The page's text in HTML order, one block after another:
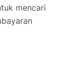
mencari